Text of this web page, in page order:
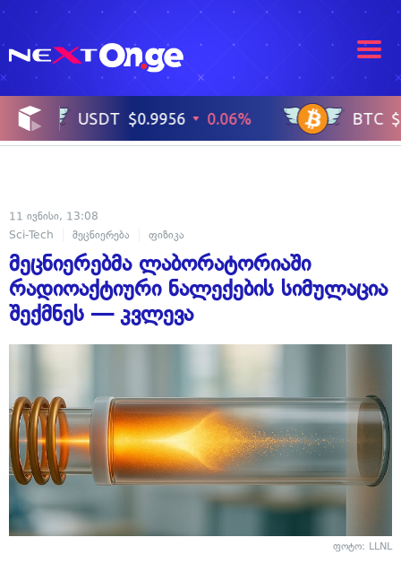
11 ივნისი, 13:08
Sci-Tech
მეცნიერება ფიზიკა
მეცნიერებმა ლაბორატორიაში
რადიოაქტიური ნალექების სიმულაცია
შექმნეს — კვლევა
ფოტო: LLNL